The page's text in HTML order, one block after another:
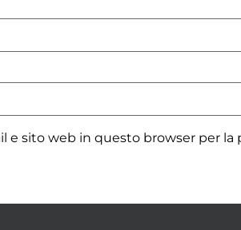
e sito web in questo browser per